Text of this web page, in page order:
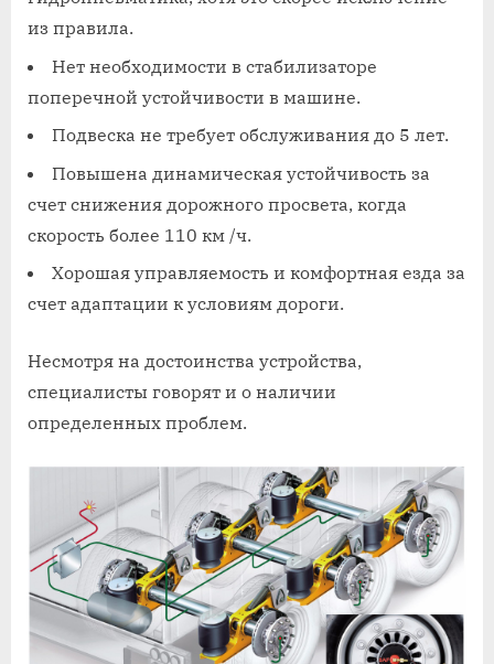
из правила.
Нет необходимости в стабилизаторе
поперечной устойчивости в машине.
Подвеска не требует обслуживания до 5 лет.
Повышена динамическая устойчивость за
счет снижения дорожного просвета, когда
скорость более 110 км /ч.
Хорошая управляемость и комфортная езда за
счет адаптации к условиям дороги.
Несмотря на достоинства устройства,
специалисты говорят и о наличии
определенных проблем.